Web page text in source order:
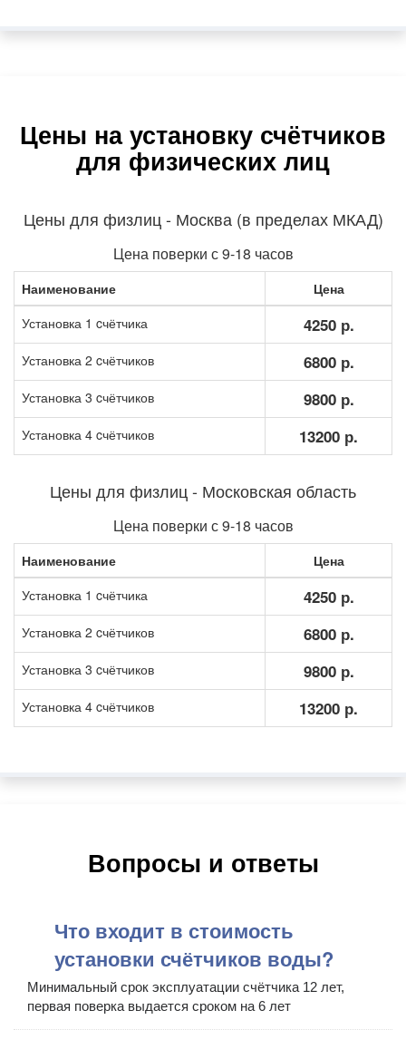
Цены на установку счётчиков
для физических лиц
Цены для физлиц - Москва (в пределах МКАД)
Цена поверки с 9-18 часов
Наименование
Цена
Установка 1 cчётчика
4250 р.
Установка 2 cчётчиков 6800 р.
Установка 3 cчётчиков 9800 р.
Установка 4 cчётчиков 13200 р.
Цены для физлиц - Московская область
Цена поверки с 9-18 часов
Наименование
Цена
Установка 1 cчётчика
4250 р.
Установка 2 cчётчиков 6800 р.
Установка 3 cчётчиков 9800 р.
Установка 4 cчётчиков 13200 р.
Вопросы и ответы
Что входит в стоимость
установки счётчиков воды?
Минимальный срок эксплуатации счётчика 12 лет,
первая поверка выдается сроком на 6 лет